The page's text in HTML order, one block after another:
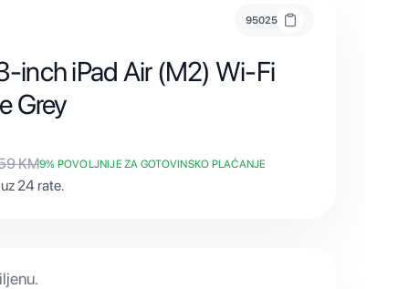
95025
inch iPad Air (M2) Wi-Fi
Grey
KM9% POVOLJNIJE ZA GOTOVINSKO PLAĆANJE
24 rate.